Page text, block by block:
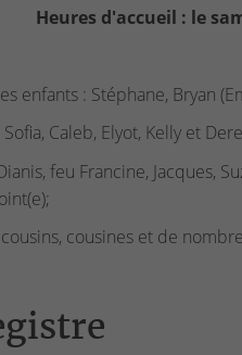
Heures d'accueil : le
enfants : Stéphane, Bryan
Caleb, Elyot, Kelly et
feu Francine, Jacques,
cousines et de